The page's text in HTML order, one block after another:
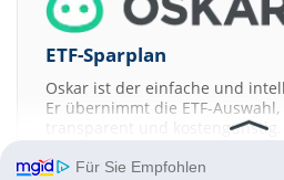
ETF-Sparplan
Oskar ist der einfache und
Er übernimmt die ETF-
transparent und kostengünstig.
JETZT MEHR
Für Sie Empfohlen